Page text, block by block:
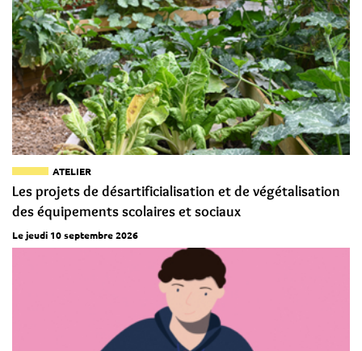
ATELIER
Les projets de désartificialisation et de végétalisation
des équipements scolaires et sociaux
Le jeudi 10 septembre 2026